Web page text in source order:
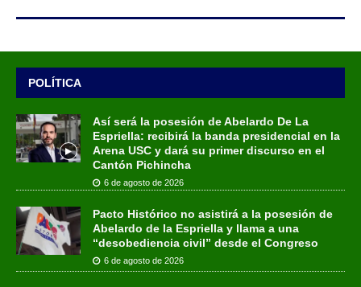
POLÍTICA
Así será la posesión de Abelardo De La
Espriella: recibirá la banda presidencial en la
Arena USC y dará su primer discurso en el
Cantón Pichincha
6 de agosto de 2026
Pacto Histórico no asistirá a la posesión de
Abelardo de la Espriella y llama a una
“desobediencia civil” desde el Congreso
6 de agosto de 2026